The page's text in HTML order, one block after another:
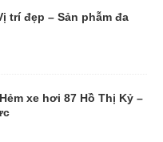
trí đẹp – Sản phẫm đa
xe hơi 87 Hồ Thị Kỷ –